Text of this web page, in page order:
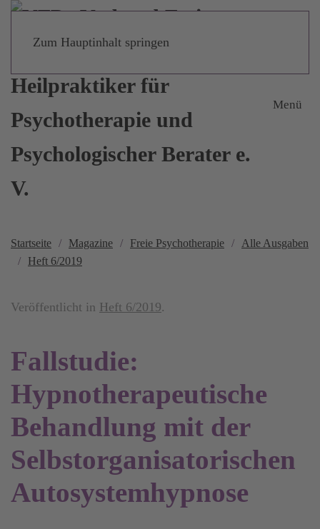
Zum Hauptinhalt springen
Menü
Startseite Magazine Freie Psychotherapie
Alle Ausgaben
Heft 6/2019
Veröffentlicht in Heft 6/2019.
Fallstudie:
Hypnotherapeutische
Behandlung mit der
Selbstorganisatorischen
Autosystemhypnose